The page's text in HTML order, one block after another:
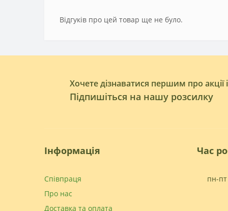
Відгуків про цей товар ще не було.
Хочете дізнаватися першим про акції
Підпишіться на нашу розсилку
Інформація
Співпраця
Про нас
Доставка та оплата
Час
пн-